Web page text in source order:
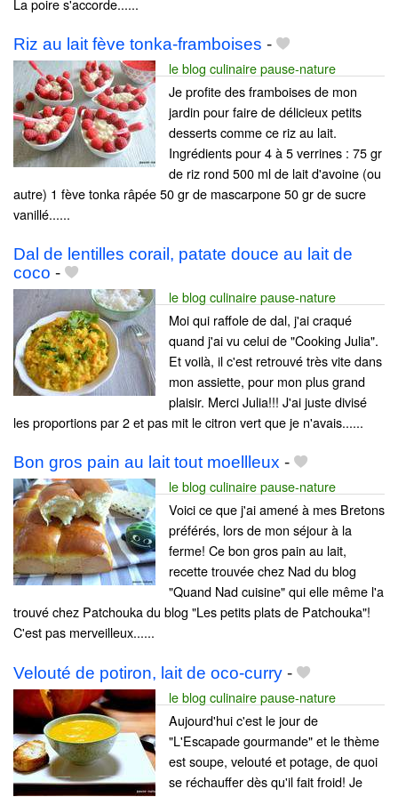
La poire s'accorde......
Riz au lait fève tonka-framboises -
le blog culinaire pause-nature
Je profite des framboises de mon
jardin pour faire de délicieux petits
desserts comme ce riz au lait.
Ingrédients pour 4 à 5 verrines : 75 gr
de riz rond 500 ml de lait d'avoine (ou
autre) 1 fève tonka râpée 50 gr de mascarpone 50 gr de sucre
vanillé......
Dal de lentilles corail, patate douce au lait de
coco -
le blog culinaire pause-nature
Moi qui raffole de dal, j'ai craqué
quand j'ai vu celui de "Cooking Julia".
Et voilà, il c'est retrouvé très vite dans
mon assiette, pour mon plus grand
plaisir. Merci Julia!!! J'ai juste divisé
les proportions par 2 et pas mit le citron vert que je n'avais......
Bon gros pain au lait tout moellleux -
le blog culinaire pause-nature
Voici ce que j'ai amené à mes Bretons
préférés, lors de mon séjour à la
ferme! Ce bon gros pain au lait,
recette trouvée chez Nad du blog
"Quand Nad cuisine" qui elle même l'a
trouvé chez Patchouka du blog "Les petits plats de Patchouka"!
C'est pas merveilleux......
Velouté de potiron, lait de oco-curry -
le blog culinaire pause-nature
Aujourd'hui c'est le jour de
"L'Escapade gourmande" et le thème
est soupe, velouté et potage, de quoi
se réchauffer dès qu'il fait froid! Je